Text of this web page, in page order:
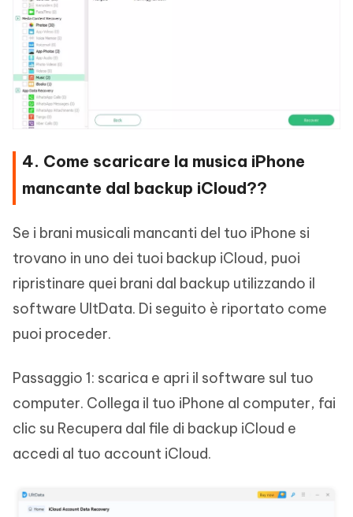
4. Come scaricare la musica iPhone
mancante dal backup iCloud??
Se i brani musicali mancanti del tuo iPhone si
trovano in uno dei tuoi backup iCloud, puoi
ripristinare quei brani dal backup utilizzando il
software UltData. Di seguito è riportato come
puoi proceder.
Passaggio 1: scarica e apri il software sul tuo
computer. Collega il tuo iPhone al computer, fai
clic su Recupera dal file di backup iCloud e
accedi al tuo account iCloud.